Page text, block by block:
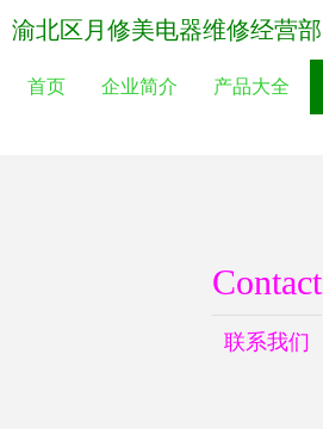
渝北区月修美电器维修经营部
首页 企业简介 产品大全
Contact
联系我们